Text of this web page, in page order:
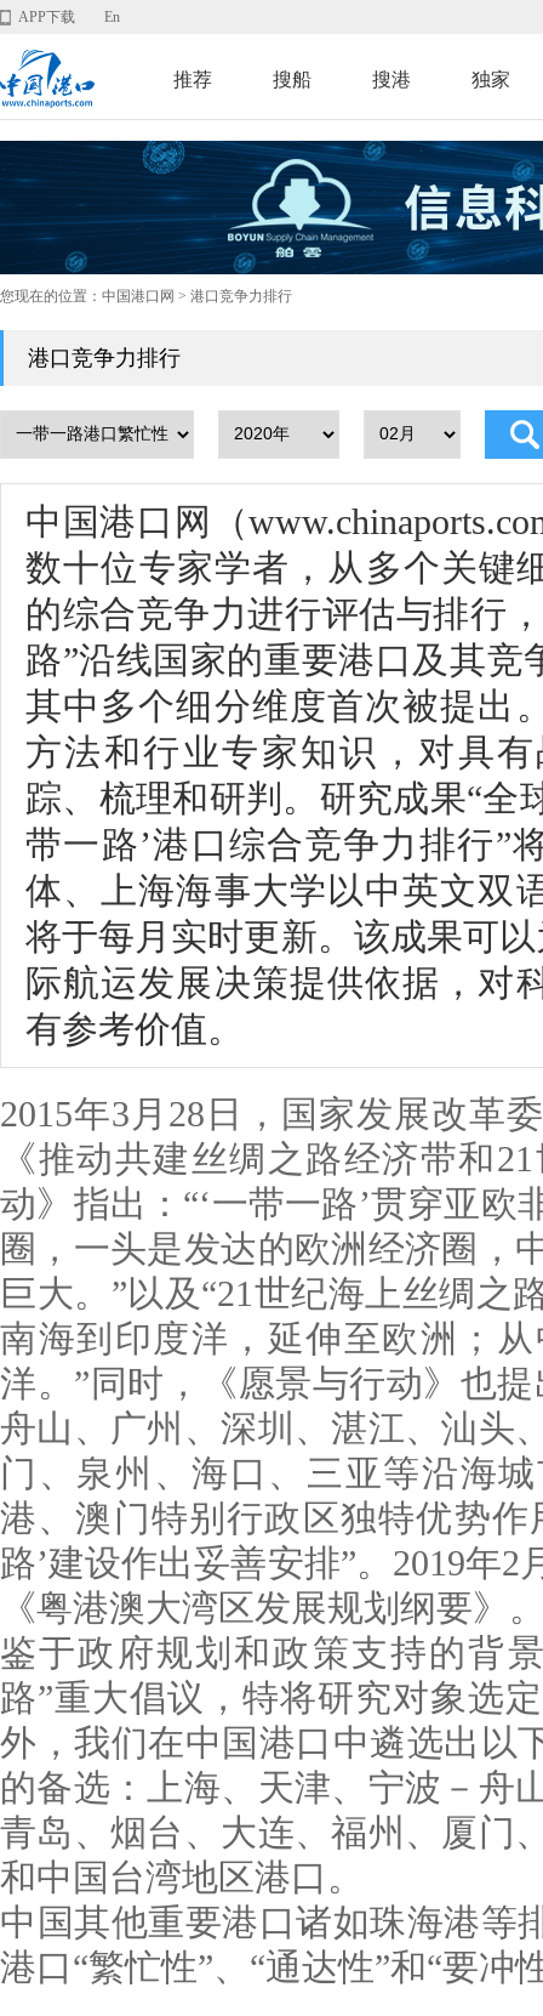
APP下载 En
推荐 搜船 搜港 独家
您现在的位置： 中国港口网 > 港口竞争力排行
港口竞争力排行
中国港口网（
数十位专家学者，从多个关键
的综合竞争力进行评估与排行
路”沿线国家的重要港口及其
其中多个细分维度首次被提出
方法和行业专家知识，对具
踪、梳理和研判。研究成果“全
带一路’港口综合竞争力排行”
体、上海海事大学以中英文双
将于每月实时更新。该成果可
际航运发展决策提供依据，对
有参考价值。
2015年3月28日，国家发展改革
《推动共建丝绸之路经济带和
动》指出：“‘一带一路’贯穿亚
圈，一头是发达的欧洲经济圈，
巨大。”以及“21世纪海上丝绸之
南海到印度洋，延伸至欧洲；
洋。”同时，《愿景与行动》也
舟山、广州、深圳、湛江、汕头
门、泉州、海口、三亚等沿海
港、澳门特别行政区独特优势作
路’建设作出妥善安排”。2019年
《粤港澳大湾区发展规划纲要》
鉴于政府规划和政策支持的背
路”重大倡议，特将研究对象选
外，我们在中国港口中遴选出以
的备选：上海、天津、宁波－舟
青岛、烟台、大连、福州、厦门
和中国台湾地区港口。
中国其他重要港口诸如珠海港等
港口“繁忙性”、“通达性”和“要冲